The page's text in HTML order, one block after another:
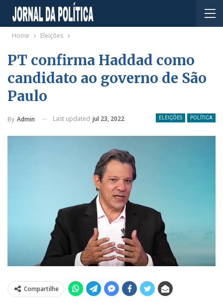
Home Eleições
PT confirma Haddad como
candidato ao governo de São
Paulo
ELEIÇÕES POLÍTICA
By Admin Last updated jul 23, 2022
Compartilhe